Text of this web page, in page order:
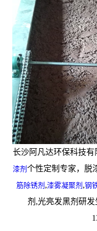
长沙阿凡达环保科技有
漆剂 个性定制专家，脱
筋除锈剂 ,漆雾凝聚剂 ,钢
剂,光亮发黑剂研发